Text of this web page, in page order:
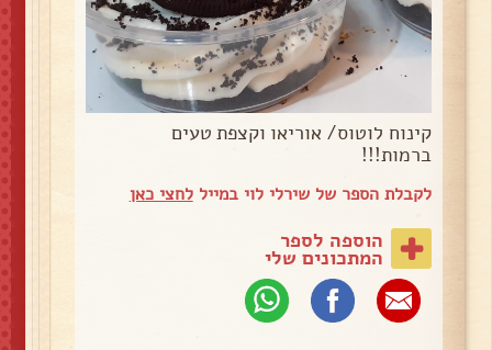
קינוח לוטוס/ אוריאו וקצפת טעים
ברמות!!!
לקבלת הספר של שירלי לוי במייללחצי כאן
הוספה לספר
המתכונים שלי